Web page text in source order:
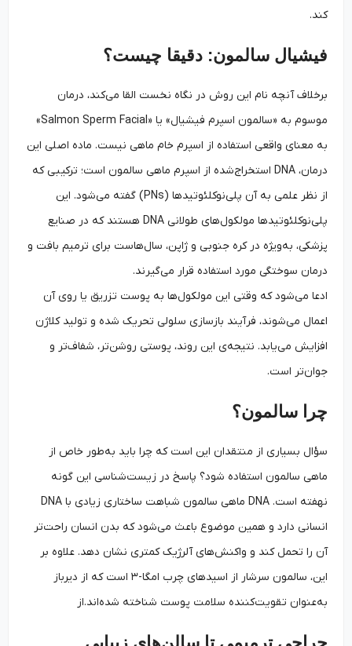
فیشیال سالمون: دقیقا چیست؟
برخلاف آنچه نام این روش در نگاه نخست القا می‌کند، درمان
موسوم به «سالمون اسپرم فیشیال» یا «Salmon Sperm Facial»
به معنای واقعی استفاده از اسپرم خام ماهی نیست. ماده اصلی این
درمان، DNA استخراج‌شده از اسپرم ماهی سالمون است؛ ترکیبی که
از نظر علمی به آن پلی‌نوکلئوتیدها (PNs) گفته می‌شود. این
پلی‌نوکلئوتیدها مولکول‌های طولانی DNA هستند که در صنایع
پزشکی، به‌ویژه در کره جنوبی و ژاپن، سال‌هاست برای ترمیم بافت و
درمان سوختگی مورد استفاده قرار می‌گیرند.
ادعا می‌شود که وقتی این مولکول‌ها به پوست تزریق یا روی آن
اعمال می‌شوند، فرآیند بازسازی سلولی تحریک شده و تولید کلاژن
افزایش می‌یابد. نتیجه‌ی این روند، پوستی روشن‌تر، شفاف‌تر و
جوان‌تر است.
چرا سالمون؟
سؤال بسیاری از منتقدان این است که چرا باید به‌طور خاص از
ماهی سالمون استفاده شود؟ پاسخ در زیست‌شناسی این گونه
نهفته است. DNA ماهی سالمون شباهت ساختاری زیادی با DNA
انسانی دارد و همین موضوع باعث می‌شود که بدن انسان راحت‌تر
آن را تحمل کند و واکنش‌های آلرژیک کمتری نشان دهد. علاوه بر
این، سالمون سرشار از اسیدهای چرب امگا-۳ است که از دیرباز
به‌عنوان تقویت‌کننده سلامت پوست شناخته شده‌اند.از